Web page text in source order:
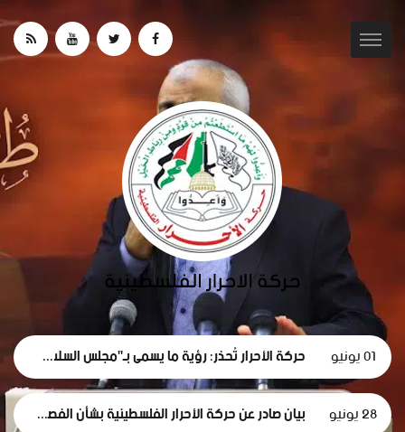
01 يونيو حركة الأحرار تُحذر: رؤية ما يسمى بـ"مجلس السلام" لغزة تهدف لتقويض الحقوق الوطنية الفلسطينية.
28 يونيو بيان صادر عن حركة الأحرار الفلسطينية بشأن الفصل التعسفي لموظفي وكالة الغوث، وإعلان التضامن مع اعتصامهم المشروع